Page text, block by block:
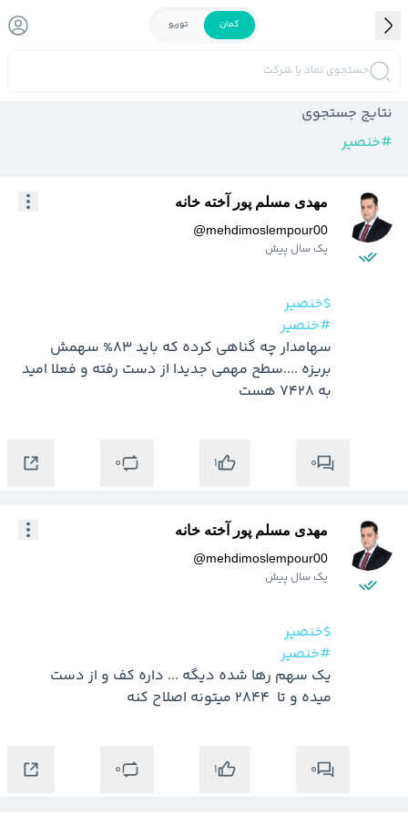
کمان توربو
جستجوی نماد یا شرکت
نتایج جستجوی
#خنصیر
مهدی مسلم پور آخته خانه
@mehdimoslempour00
یک سال پیش
$خنصیر
#خنصیر
به 7428 هست
0
1
0
مهدی مسلم پور آخته خانه
@mehdimoslempour00
یک سال پیش
$خنصیر
#خنصیر
میده و تا  2844 میتونه اصلاح کنه
0
1
0